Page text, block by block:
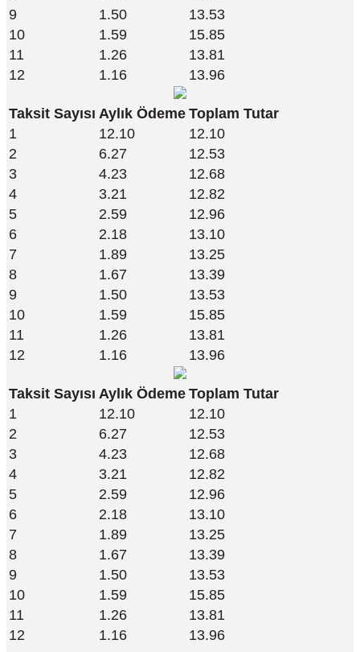
9
1.50
13.53
10
1.59
15.85
11
1.26
13.81
12
1.16 13.96
Taksit Sayısı Aylık Ödeme Toplam Tutar
1
12.10
12.10
2
6.27
12.53
3
4.23
12.68
4
3.21
12.82
5
2.59
12.96
6
2.18
13.10
7
1.89
13.25
8
1.67
13.39
9
1.50
13.53
10
1.59
15.85
11
1.26
13.81
12
1.16 13.96
Taksit Sayısı Aylık Ödeme Toplam Tutar
1
12.10
12.10
2
6.27
12.53
3
4.23
12.68
4
3.21
12.82
5
2.59
12.96
6
2.18
13.10
7
1.89
13.25
8
1.67
13.39
9
1.50
13.53
10
1.59
15.85
11
1.26
13.81
12
1.16 13.96